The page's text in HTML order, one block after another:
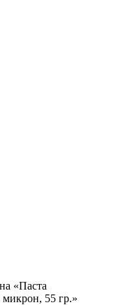
«Паста
55 гр.»